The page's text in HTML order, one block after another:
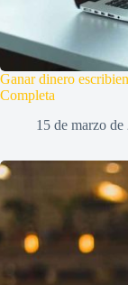
Ganar dinero
Completa
15 de marzo de